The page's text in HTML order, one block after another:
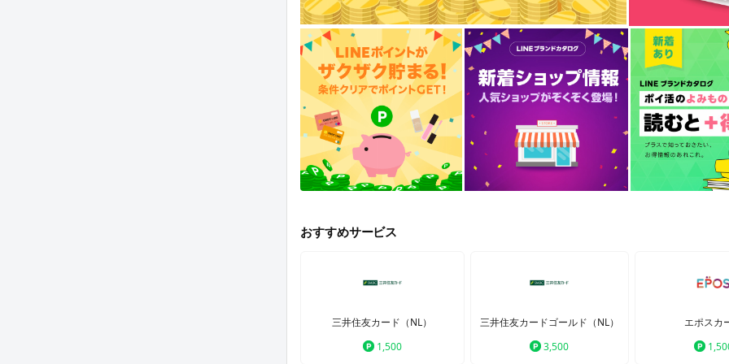
おすすめサービス
三井住友カード（NL）
1,500
三井住友カードゴールド（NL）
3,500
エポスカ